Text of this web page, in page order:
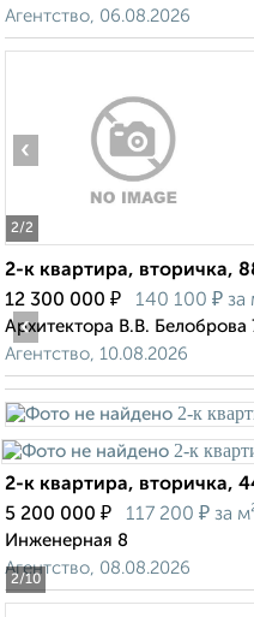
Агентство, 06.08.2026
2/2
‹
2-к квартира, вторичка,
12 300 000 ₽ 140 100 ₽ за
Архитектора В.В. Белоброва
Агентство, 10.08.2026
2/10
‹
2-к квартира, вторичка,
5 200 000 ₽ 117 200 ₽ за
Инженерная 8
Агентство, 08.08.2026